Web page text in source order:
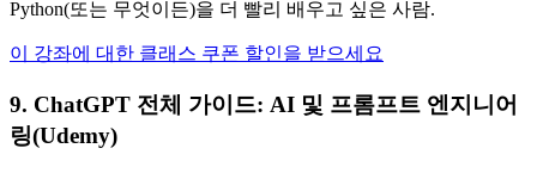
Python(또는 무엇이든)을 더 빨리 배우고 싶은 사람.
이 강좌에 대한 클래스 쿠폰 할인을 받으세요
9. ChatGPT 전체 가이드: AI 및 프롬프트 엔지니어
링(Udemy)